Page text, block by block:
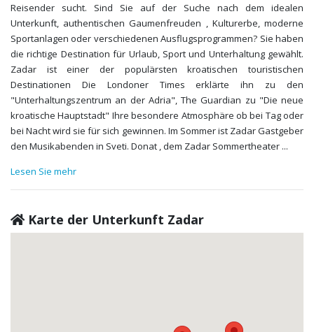
Reisender sucht. Sind Sie auf der Suche nach dem idealen
Unterkunft, authentischen Gaumenfreuden , Kulturerbe, moderne
Sportanlagen oder verschiedenen Ausflugsprogrammen? Sie haben
die richtige Destination für Urlaub, Sport und Unterhaltung gewählt.
Zadar ist einer der populärsten kroatischen touristischen
Destinationen Die Londoner Times erklärte ihn zu den
"Unterhaltungszentrum an der Adria", The Guardian zu "Die neue
kroatische Hauptstadt" Ihre besondere Atmosphäre ob bei Tag oder
bei Nacht wird sie für sich gewinnen. Im Sommer ist Zadar Gastgeber
den Musikabenden in Sveti. Donat , dem Zadar Sommertheater ...
Lesen Sie mehr
Karte der Unterkunft Zadar